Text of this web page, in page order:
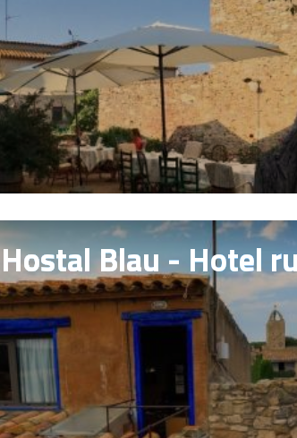
Hostal Blau - Hotel